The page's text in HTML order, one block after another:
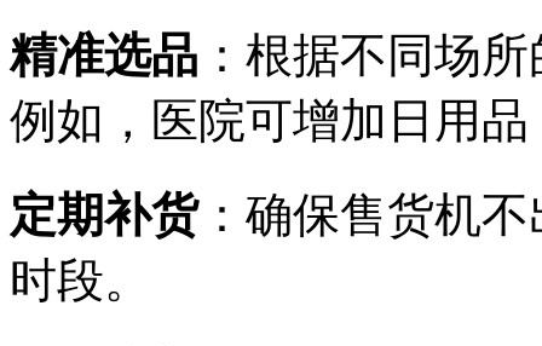
精准选品 ：根据不同场
例如，医院可增加日用
定期补货：确保售货机
时段。